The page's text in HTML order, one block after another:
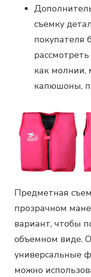
съемку
покупателя
как молнии,
капюшоны,
Предметная
прозрачном
вариант, чтобы
объемном виде.
универсальные
можно